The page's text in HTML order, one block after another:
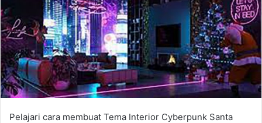
e
m
a
i
l
Pelajari cara membuat Tema Interior Cyberpunk Santa